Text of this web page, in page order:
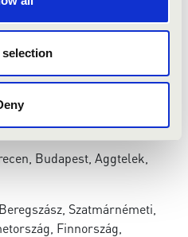
mozog, mind a
az előadói apparátus
kezdve, a klasszikus,
alkotásokon át az
Budapest, Aggtelek,
Szatmárnémeti,
Finnország,